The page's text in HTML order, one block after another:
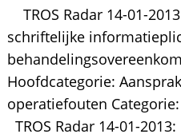
TROS Radar 14-01-
schriftelijke
Hoofdcategorie:
operatiefouten
TROS Radar 14-01-